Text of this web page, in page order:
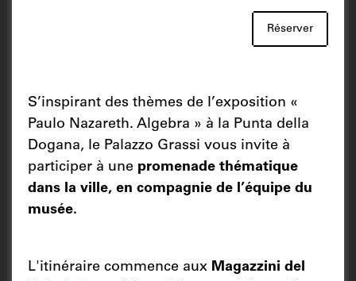
Réserver
S’inspirant des thèmes de l’exposition «
Paulo Nazareth. Algebra » à la Punta della
Dogana, le Palazzo Grassi vous invite à
participer à une promenade thématique
dans la ville, en compagnie de l’équipe du
musée.
L'itinéraire commence aux Magazzini del